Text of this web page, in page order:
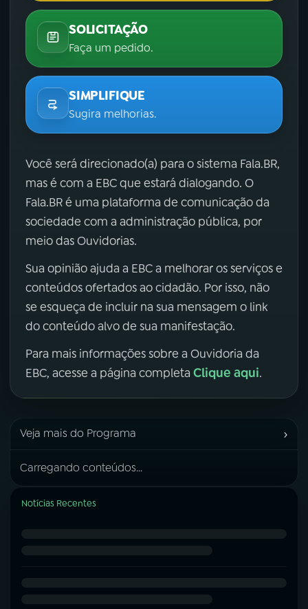
SOLICITAÇÃO
Faça um pedido.
SIMPLIFIQUE
Sugira melhorias.
Você será direcionado(a) para o sistema Fala.BR,
mas é com a EBC que estará dialogando. O
Fala.BR é uma plataforma de comunicação da
sociedade com a administração pública, por
meio das Ouvidorias.
Sua opinião ajuda a EBC a melhorar os serviços e
conteúdos ofertados ao cidadão. Por isso, não
se esqueça de incluir na sua mensagem o link
do conteúdo alvo de sua manifestação.
Para mais informações sobre a Ouvidoria da
EBC, acesse a página completa Clique aqui.
Veja mais do Programa ›
Carregando conteúdos...
Notícias Recentes